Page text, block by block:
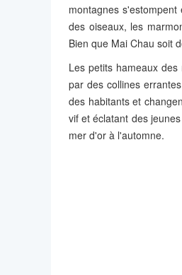
montagnes
des oiseaux, les
Bien que Mai Chau soit
Les petits hameaux
par des collines
des habitants et
vif et éclatant des
mer d'or à l'automne.